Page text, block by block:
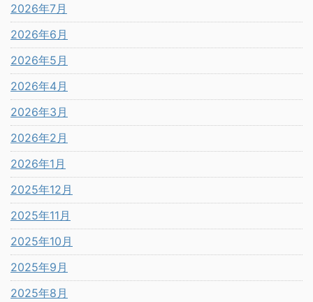
2026年7月
2026年6月
2026年5月
2026年4月
2026年3月
2026年2月
2026年1月
2025年12月
2025年11月
2025年10月
2025年9月
2025年8月